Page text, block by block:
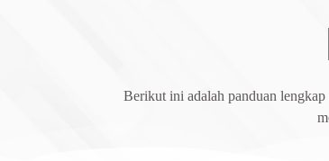
Berikut ini adalah panduan